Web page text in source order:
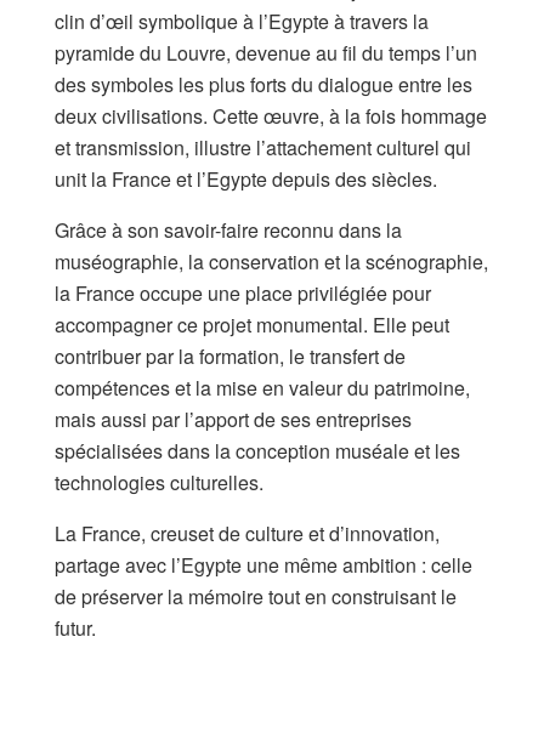
clin d’œil symbolique à l’Egypte à travers la
pyramide du Louvre, devenue au fil du temps l’un
des symboles les plus forts du dialogue entre les
deux civilisations. Cette œuvre, à la fois hommage
et transmission, illustre l’attachement culturel qui
unit la France et l’Egypte depuis des siècles.
Grâce à son savoir-faire reconnu dans la
muséographie, la conservation et la scénographie,
la France occupe une place privilégiée pour
accompagner ce projet monumental. Elle peut
contribuer par la formation, le transfert de
compétences et la mise en valeur du patrimoine,
mais aussi par l’apport de ses entreprises
spécialisées dans la conception muséale et les
technologies culturelles.
La France, creuset de culture et d’innovation,
partage avec l’Egypte une même ambition : celle
de préserver la mémoire tout en construisant le
futur.